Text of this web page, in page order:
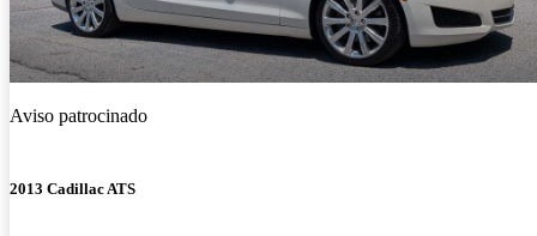
Aviso patrocinado
2013 Cadillac ATS